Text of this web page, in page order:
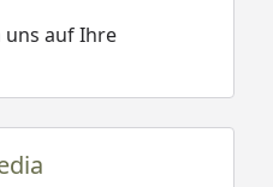
auf Ihre